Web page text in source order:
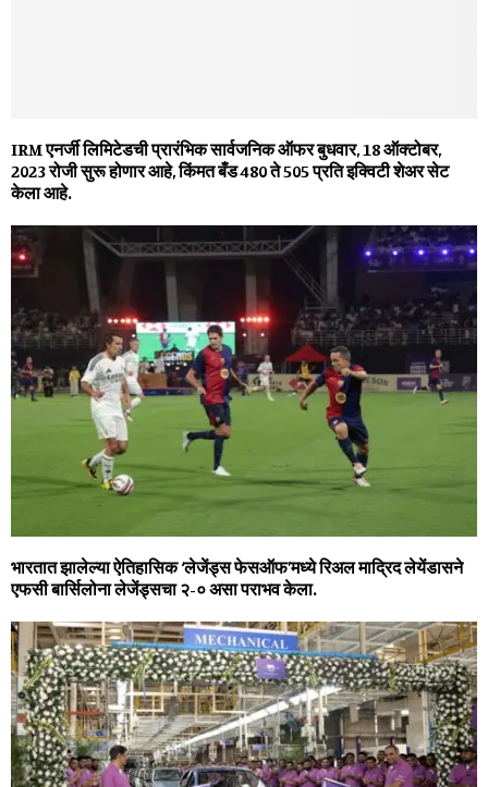
IRM एनर्जी लिमिटेडची प्रारंभिक सार्वजनिक ऑफर बुधवार, 18 ऑक्टोबर,
2023 रोजी सुरू होणार आहे, किंमत बँड ₹480 ते ₹505 प्रति इक्विटी शेअर सेट
केला आहे.
भारतात झालेल्या ऐतिहासिक ‘लेजेंड्स फेसऑफ’मध्ये रिअल माद्रिद लेयेंडासने
एफसी बार्सिलोना लेजेंड्सचा २-० असा पराभव केला.